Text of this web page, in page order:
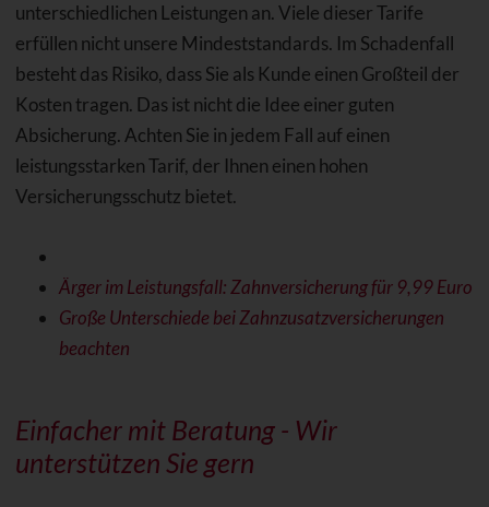
unterschiedlichen Leistungen an. Viele dieser Tarife
erfüllen nicht unsere Mindeststandards. Im Schadenfall
besteht das Risiko, dass Sie als Kunde einen Großteil der
Kosten tragen. Das ist nicht die Idee einer guten
Absicherung. Achten Sie in jedem Fall auf einen
leistungsstarken Tarif, der Ihnen einen hohen
Versicherungsschutz bietet.
Ärger im Leistungsfall: Zahnversicherung für 9,99 Euro
Große Unterschiede bei Zahnzusatzversicherungen
beachten
Einfacher mit Beratung - Wir
unterstützen Sie gern